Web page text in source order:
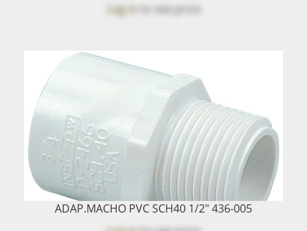
Log into see price
ADAP.MACHO PVC SCH40 1/2" 436-005